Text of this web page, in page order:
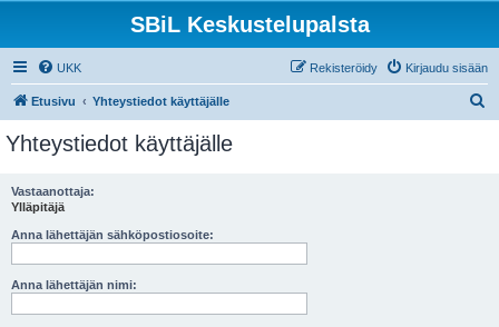
SBiL Keskustelupalsta
UKK Kirjaudu sisään
Rekisteröidy
Etusivu Yhteystiedot käyttäjälle
Yhteystiedot käyttäjälle
Vastaanottaja:
Ylläpitäjä
Anna lähettäjän sähköpostiosoite:
Anna lähettäjän nimi: